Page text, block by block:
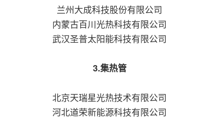
兰州大成科技股份有限公司
内蒙古百川光热科技有限公司
武汉圣普太阳能科技有限公司
3.集热管
北京天瑞星光热技术有限公司
河北道荣新能源科技有限公司